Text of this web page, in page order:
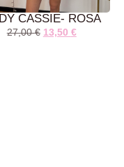
CASSIE- ROSA
27,00€ 13,50 €